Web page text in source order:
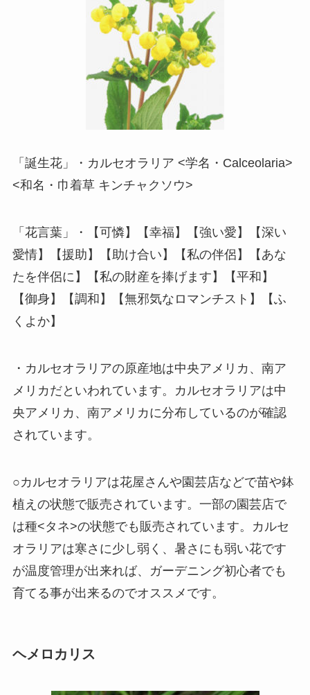
「誕生花」・カルセオラリア <学名・Calceolaria>
<和名・巾着草 キンチャクソウ>
「花言葉」・【可憐】【幸福】【強い愛】【深い
愛情】【援助】【助け合い】【私の伴侶】【あな
たを伴侶に】【私の財産を捧げます】【平和】
【御身】【調和】【無邪気なロマンチスト】【ふ
くよか】
・カルセオラリアの原産地は中央アメリカ、南ア
メリカだといわれています。カルセオラリアは中
央アメリカ、南アメリカに分布しているのが確認
されています。
○カルセオラリアは花屋さんや園芸店などで苗や鉢
植えの状態で販売されています。一部の園芸店で
は種<タネ>の状態でも販売されています。カルセ
オラリアは寒さに少し弱く、暑さにも弱い花です
が温度管理が出来れば、ガーデニング初心者でも
育てる事が出来るのでオススメです。
ヘメロカリス